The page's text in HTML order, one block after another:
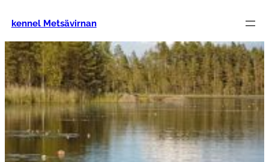
sisältöön
kennel Metsävirnan